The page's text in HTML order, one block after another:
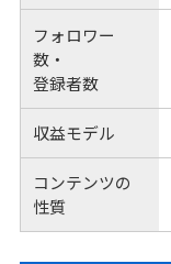
フォロワー
数・
登録者数
収益モデル
コンテンツの
性質